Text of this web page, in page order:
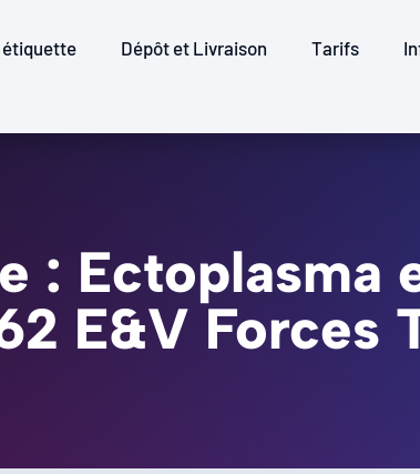
étiquette Dépôt et Livraison Tarifs
: Ectoplasma
E&V Forces